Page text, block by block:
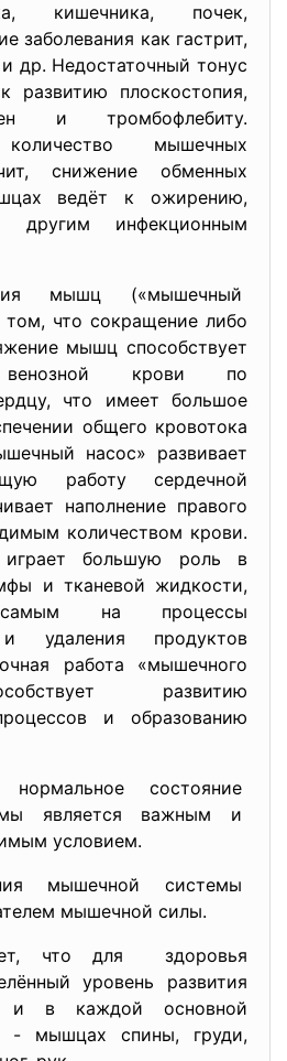
кишечника, почек,
заболевания как гастрит,
др. Недостаточный тонус
плоскостопия,
и тромбофлебиту.
количество мышечных
снижение обменных
ведёт к ожирению,
другим инфекционным
мышц («мышечный
том, что сокращение либо
мышц способствует
венозной крови по
что имеет большое
общего кровотока
насос» развивает
работу сердечной
наполнение правого
количеством крови.
большую роль в
и тканевой жидкости,
на процессы
и удаления продуктов
работа «мышечного
развитию
и образованию
состояние
является важным и
условием.
мышечной системы
мышечной силы.
что для здоровья
уровень развития
в каждой основной
- мышцах спины, груди,